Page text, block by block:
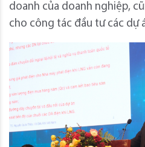
doanh của doanh nghiệp,
cho công tác đầu tư các dự